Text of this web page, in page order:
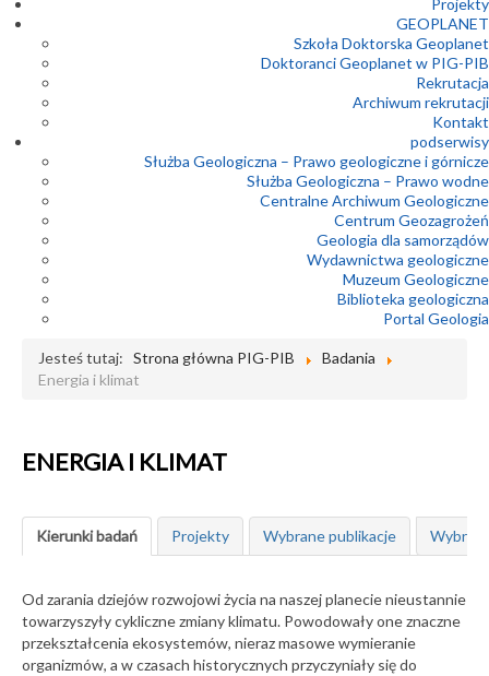
Projekty
GEOPLANET
Szkoła Doktorska Geoplanet
Doktoranci Geoplanet w PIG-PIB
Rekrutacja
Archiwum rekrutacji
Kontakt
podserwisy
Służba Geologiczna – Prawo geologiczne i górnicze
Służba Geologiczna – Prawo wodne
Centralne Archiwum Geologiczne
Centrum Geozagrożeń
Geologia dla samorządów
Wydawnictwa geologiczne
Muzeum Geologiczne
Biblioteka geologiczna
Portal Geologia
Jesteś tutaj: Strona główna PIG-PIB
Badania
Energia i klimat
ENERGIA I KLIMAT
Kierunki badań Projekty Wybrane publikacje
Od zarania dziejów rozwojowi życia na naszej planecie nieustannie
towarzyszyły cykliczne zmiany klimatu. Powodowały one znaczne
przekształcenia ekosystemów, nieraz masowe wymieranie
organizmów, a w czasach historycznych przyczyniały się do